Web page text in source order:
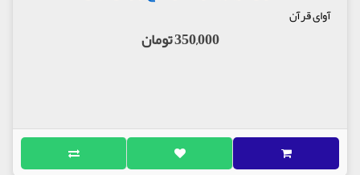
آوای قرآن
350,000 تومان